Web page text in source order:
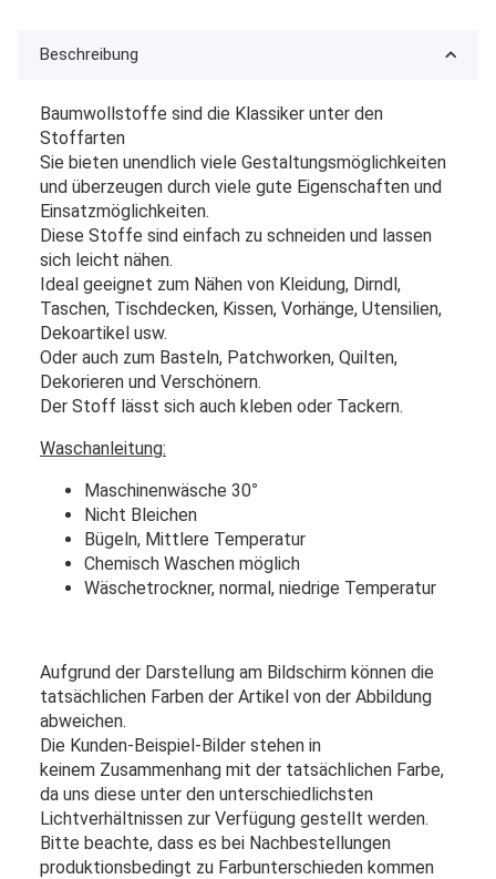
Beschreibung
Baumwollstoffe sind die Klassiker unter den
Stoffarten
Sie bieten unendlich viele Gestaltungsmöglichkeiten
und überzeugen durch viele gute Eigenschaften und
Einsatzmöglichkeiten.
Diese Stoffe sind einfach zu schneiden und lassen
sich leicht nähen.
Ideal geeignet zum Nähen von Kleidung, Dirndl,
Taschen, Tischdecken, Kissen, Vorhänge, Utensilien,
Dekoartikel usw.
Oder auch zum Basteln, Patchworken, Quilten,
Dekorieren und Verschönern.
Der Stoff lässt sich auch kleben oder Tackern.
Waschanleitung:
Maschinenwäsche 30°
Nicht Bleichen
Bügeln, Mittlere Temperatur
Chemisch Waschen möglich
Wäschetrockner, normal, niedrige Temperatur
Aufgrund der Darstellung am Bildschirm können die
tatsächlichen Farben der Artikel von der Abbildung
abweichen.
Die Kunden-Beispiel-Bilder stehen in
keinem Zusammenhang mit der tatsächlichen Farbe,
da uns diese unter den unterschiedlichsten
Lichtverhältnissen zur Verfügung gestellt werden.
Bitte beachte, dass es bei Nachbestellungen
produktionsbedingt zu Farbunterschieden kommen